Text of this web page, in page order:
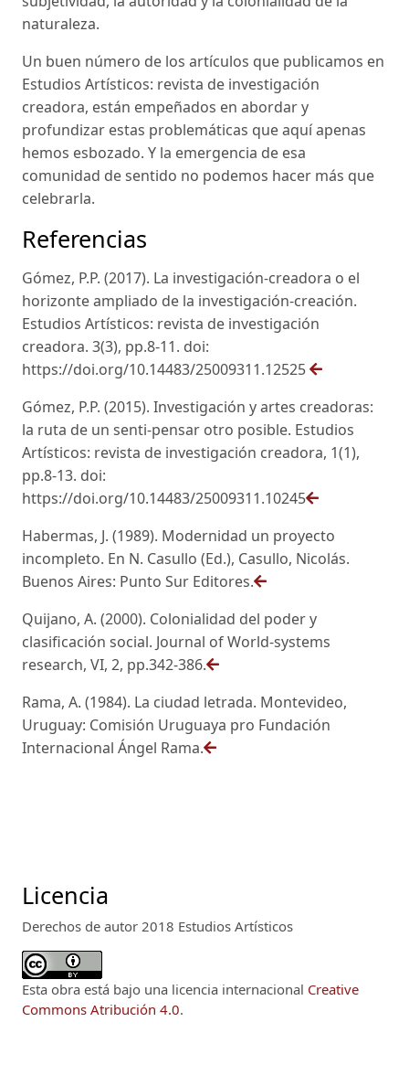
naturaleza.
Un buen número de los artículos que publicamos en
Estudios Artísticos: revista de investigación
creadora, están empeñados en abordar y
profundizar estas problemáticas que aquí apenas
hemos esbozado. Y la emergencia de esa
comunidad de sentido no podemos hacer más que
celebrarla.
Referencias
Gómez, P.P. (2017). La investigación-creadora o el
horizonte ampliado de la investigación-creación.
Estudios Artísticos: revista de investigación
creadora. 3(3), pp.8-11. doi:
https://doi.org/10.14483/25009311.12525
Gómez, P.P. (2015). Investigación y artes creadoras:
la ruta de un senti-pensar otro posible. Estudios
Artísticos: revista de investigación creadora, 1(1),
pp.8-13. doi:
https://doi.org/10.14483/25009311.10245
Habermas, J. (1989). Modernidad un proyecto
incompleto. En N. Casullo (Ed.), Casullo, Nicolás.
Buenos Aires: Punto Sur Editores.
Quijano, A. (2000). Colonialidad del poder y
clasificación social. Journal of World-systems
research, VI, 2, pp.342-386.
Rama, A. (1984). La ciudad letrada. Montevideo,
Uruguay: Comisión Uruguaya pro Fundación
Internacional Ángel Rama.
Licencia
Derechos de autor 2018 Estudios Artísticos
Esta obra está bajo una licencia internacional Creative
Commons Atribución 4.0.